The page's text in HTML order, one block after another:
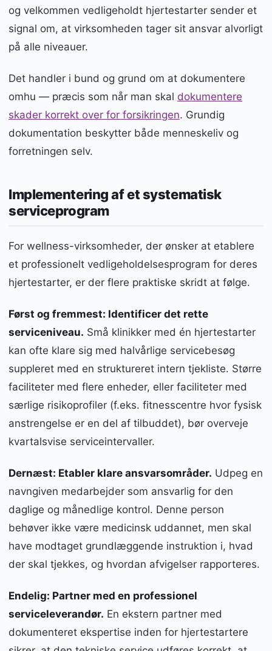
og velkommen vedligeholdt hjertestarter sender et
signal om, at virksomheden tager sit ansvar alvorligt
på alle niveauer.
Det handler i bund og grund om at dokumentere
omhu — præcis som når man skal dokumentere
skader korrekt over for forsikringen. Grundig
dokumentation beskytter både menneskeliv og
forretningen selv.
Implementering af et systematisk
serviceprogram
For wellness-virksomheder, der ønsker at etablere
et professionelt vedligeholdelsesprogram for deres
hjertestarter, er der flere praktiske skridt at følge.
Først og fremmest: Identificer det rette
serviceniveau. Små klinikker med én hjertestarter
kan ofte klare sig med halvårlige servicebesøg
suppleret med en struktureret intern tjekliste. Større
faciliteter med flere enheder, eller faciliteter med
særlige risikoprofiler (f.eks. fitnesscentre hvor fysisk
anstrengelse er en del af tilbuddet), bør overveje
kvartalsvise serviceintervaller.
Dernæst: Etabler klare ansvarsområder. Udpeg en
navngiven medarbejder som ansvarlig for den
daglige og månedlige kontrol. Denne person
behøver ikke være medicinsk uddannet, men skal
have modtaget grundlæggende instruktion i, hvad
der skal tjekkes, og hvordan afvigelser rapporteres.
Endelig: Partner med en professionel
serviceleverandør. En ekstern partner med
dokumenteret ekspertise inden for hjertestartere